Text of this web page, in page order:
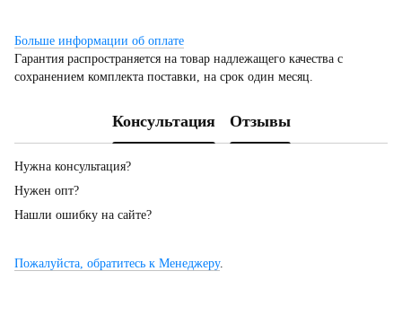
Больше информации об оплате
Гарантия распространяется на товар надлежащего качества с
сохранением комплекта поставки, на срок один месяц.
Консультация Отзывы
Нужна консультация?
Нужен опт?
Нашли ошибку на сайте?
Пожалуйста, обратитесь к Менеджеру.